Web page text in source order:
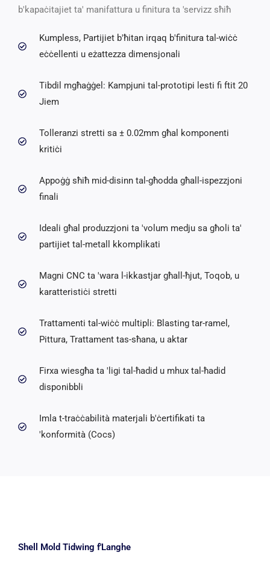
b'kapaċitajiet ta' manifattura u finitura ta 'servizz sħiħ
Kumpless, Partijiet b'ħitan irqaq b'finitura tal-wiċċ
eċċellenti u eżattezza dimensjonali
Tibdil mgħaġġel: Kampjuni tal-prototipi lesti fi ftit 20
Jiem
Tolleranzi stretti sa ± 0.02mm għal komponenti
kritiċi
Appoġġ sħiħ mid-disinn tal-għodda għall-ispezzjoni
finali
Ideali għal produzzjoni ta 'volum medju sa għoli ta'
partijiet tal-metall kkomplikati
Magni CNC ta 'wara l-ikkastjar għall-ħjut, Toqob, u
karatteristiċi stretti
Trattamenti tal-wiċċ multipli: Blasting tar-ramel,
Pittura, Trattament tas-sħana, u aktar
Firxa wiesgħa ta 'ligi tal-ħadid u mhux tal-ħadid
disponibbli
Imla t-traċċabilità materjali b'ċertifikati ta
'konformità (Cocs)
Shell Mold Tidwing f'Langhe